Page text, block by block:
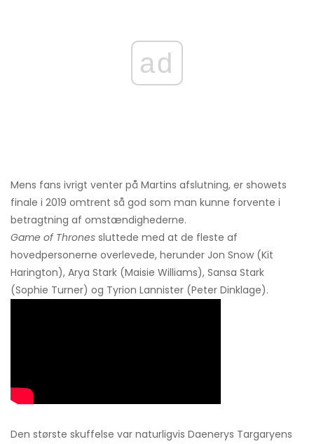
ad
Mens fans ivrigt venter på Martins afslutning, er showets
finale i 2019 omtrent så god som man kunne forvente i
betragtning af omstændighederne.
Game of Thrones sluttede med at de fleste af
hovedpersonerne overlevede, herunder Jon Snow (Kit
Harington), Arya Stark (Maisie Williams), Sansa Stark
(Sophie Turner) og Tyrion Lannister (Peter Dinklage).
Den største skuffelse var naturligvis Daenerys Targaryens